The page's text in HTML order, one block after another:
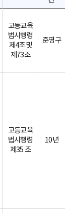
고등교육
법시행령
제4조 및
제73조
준영구
고등교육
법시행령
제35 조
10년